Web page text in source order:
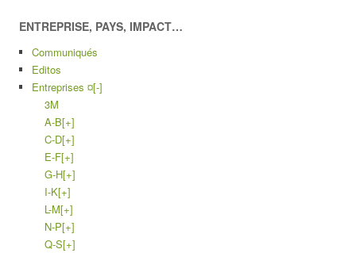
ENTREPRISE, PAYS, IMPACT…
Communiqués
Editos
Entreprises ¤[-]
3M
A-B[+]
C-D[+]
E-F[+]
G-H[+]
I-K[+]
L-M[+]
N-P[+]
Q-S[+]